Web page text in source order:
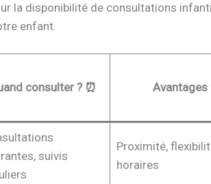
la disponibilité de consultations
enfant.
consulter ? ⏰ Avantages
suivis
Proximité,
horaires